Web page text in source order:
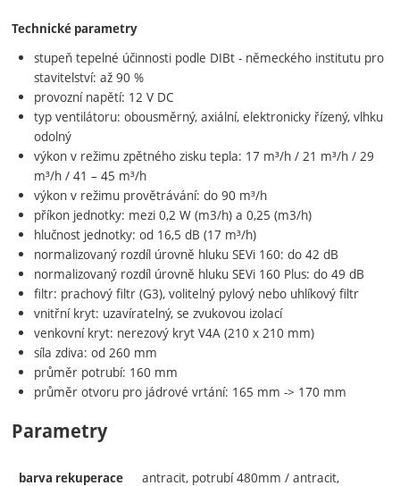
Technické parametry
stupeň tepelné účinnosti podle DIBt - německého institutu pro
stavitelství: až 90 %
provozní napětí: 12 V DC
typ ventilátoru: obousměrný, axiální, elektronicky řízený, vlhku
odolný
výkon v režimu zpětného zisku tepla: 17 m³/h / 21 m³/h / 29
m³/h / 41 – 45 m³/h
výkon v režimu provětrávání: do 90 m³/h
příkon jednotky: mezi 0,2 W (m3/h) a 0,25 (m3/h)
hlučnost jednotky: od 16,5 dB (17 m³/h)
normalizovaný rozdíl úrovně hluku SEVi 160: do 42 dB
normalizovaný rozdíl úrovně hluku SEVi 160 Plus: do 49 dB
filtr: prachový filtr (G3), volitelný pylový nebo uhlíkový filtr
vnitřní kryt: uzavíratelný, se zvukovou izolací
venkovní kryt: nerezový kryt V4A (210 x 210 mm)
síla zdiva: od 260 mm
průměr potrubí: 160 mm
průměr otvoru pro jádrové vrtání: 165 mm -> 170 mm
Parametry
barva rekuperace antracit, potrubí 480mm / antracit,